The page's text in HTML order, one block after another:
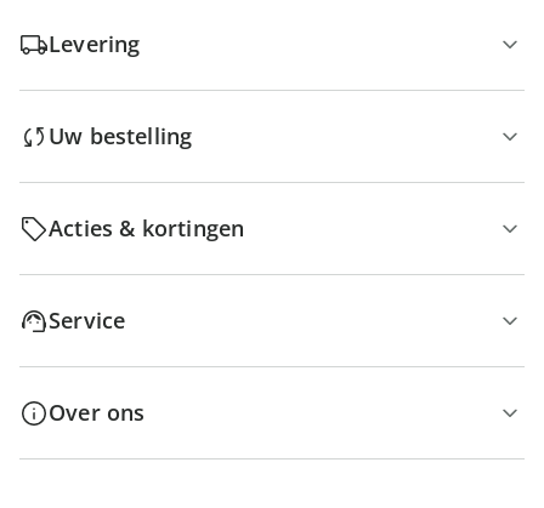
Levering
Uw bestelling
Acties & kortingen
Service
Over ons